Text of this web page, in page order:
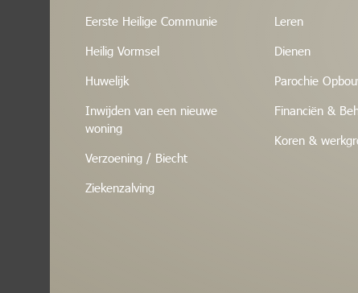
Eerste Heilige Communie
Heilig Vormsel
Huwelijk
Inwijden van een nieuwe
woning
Verzoening / Biecht
Ziekenzalving
Leren
Dienen
Parochie
Financiën &
Koren &